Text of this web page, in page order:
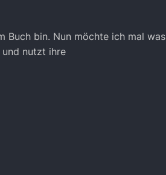
Buch bin. Nun möchte ich mal was
und nutzt ihre